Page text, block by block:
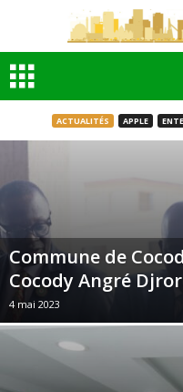
ACTUALITÉS APPLE
Commune de
Cocody Angré
4 mai 2023